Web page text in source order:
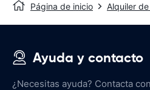
Página de inicio Alquiler
Ayuda y contacto
¿Necesitas ayuda? Contacta